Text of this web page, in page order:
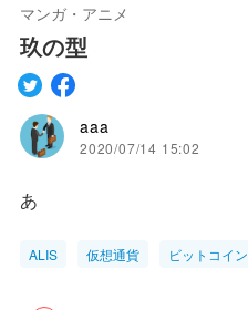
マンガ・アニメ
玖の型
aaa
2020/07/14 15:02
あ
ALIS 仮想通貨 ビットコイン